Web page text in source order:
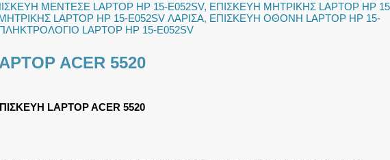
ΜΕΝΤΕΣΕ LAPTOP HP 15-E052SV, ΕΠΙΣΚΕΥΗ ΜΗΤΡΙΚΗΣ LAPTOP HP
LAPTOP HP 15-E052SV ΛΑΡΙΣΑ, ΕΠΙΣΚΕΥΗ ΟΘΟΝΗ LAPTOP HP 15-
LAPTOP HP 15-E052SV
ACER 5520
LAPTOP ACER 5520